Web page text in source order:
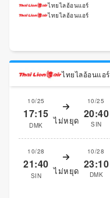
ไทยไลอ้อนแอร์
ไทยไลอ้อนแอร์
ไทยไลอ้อนแอร์
10/25
17:15
DMK ไม่หยุด
10/25
20:40
SIN
10/28
21:40
SIN ไม่หยุด
10/28
23:10
DMK